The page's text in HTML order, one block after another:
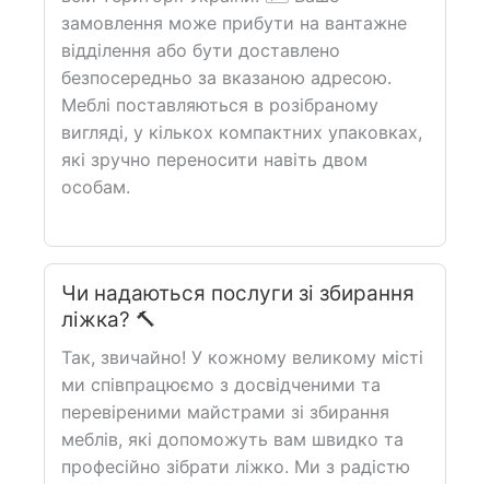
замовлення може прибути на вантажне
відділення або бути доставлено
безпосередньо за вказаною адресою.
Меблі поставляються в розібраному
вигляді, у кількох компактних упаковках,
які зручно переносити навіть двом
особам.
Чи надаються послуги зі збирання
ліжка? 🔨
Так, звичайно! У кожному великому місті
ми співпрацюємо з досвідченими та
перевіреними майстрами зі збирання
меблів, які допоможуть вам швидко та
професійно зібрати ліжко. Ми з радістю